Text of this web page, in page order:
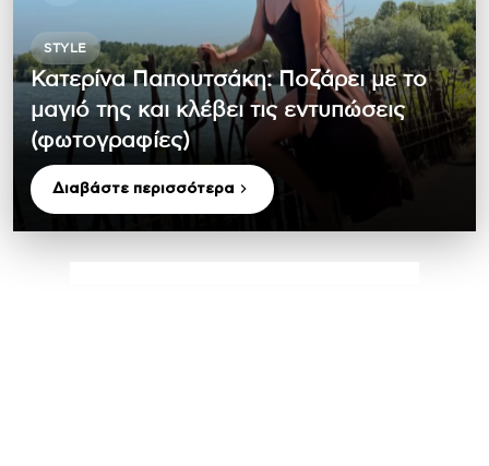
STYLE
Κατερίνα Παπουτσάκη: Ποζάρει με το
μαγιό της και κλέβει τις εντυπώσεις
(φωτογραφίες)
Διαβάστε περισσότερα